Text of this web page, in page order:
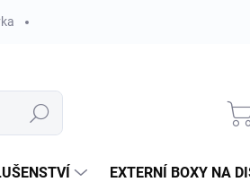
Hledat
EXTERNÍ BOXY NA